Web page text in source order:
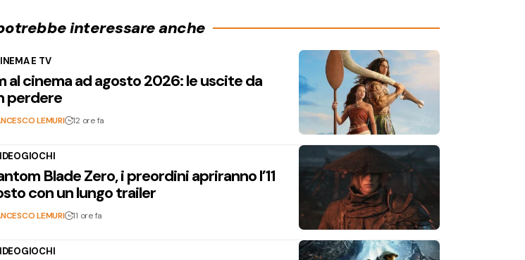
interessare anche
E TV
al cinema ad agosto 2026: le uscite da
perdere
LEMURI 12 ore fa
Blade Zero, i preordini apriranno l’11
con un lungo trailer
LEMURI 11 ore fa